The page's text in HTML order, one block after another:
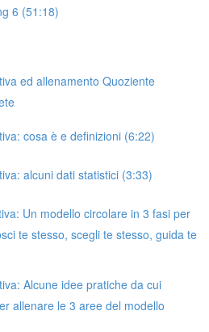
6 (51:18)
ed allenamento Quoziente
cosa è e definizioni (6:22)
alcuni dati statistici (3:33)
Un modello circolare in 3 fasi per
te stesso, scegli te stesso, guida te
Alcune idee pratiche da cui
allenare le 3 aree del modello